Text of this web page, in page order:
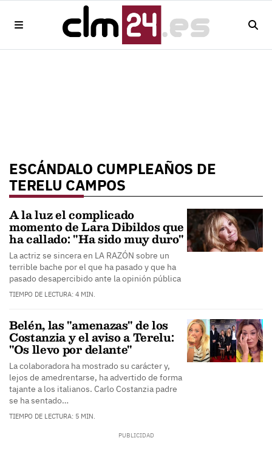
ESCÁNDALO CUMPLEAÑOS DE
TERELU CAMPOS
A la luz el complicado
momento de Lara Dibildos que
ha callado: "Ha sido muy duro"
La actriz se sincera en LA RAZÓN sobre un
terrible bache por el que ha pasado y que ha
pasado desapercibido ante la opinión pública
TIEMPO DE LECTURA: 4 MIN.
Belén, las "amenazas" de los
Costanzia y el aviso a Terelu:
"Os llevo por delante"
La colaboradora ha mostrado su carácter y,
lejos de amedrentarse, ha advertido de forma
tajante a los italianos. Carlo Costanzia padre
se ha sentado…
TIEMPO DE LECTURA: 5 MIN.